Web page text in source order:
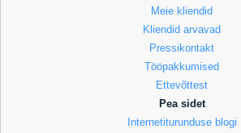
Meie kliendid
Kliendid arvavad
Pressikontakt
Tööpakkumised
Ettevõttest
Pea sidet
Internetiturunduse blogi